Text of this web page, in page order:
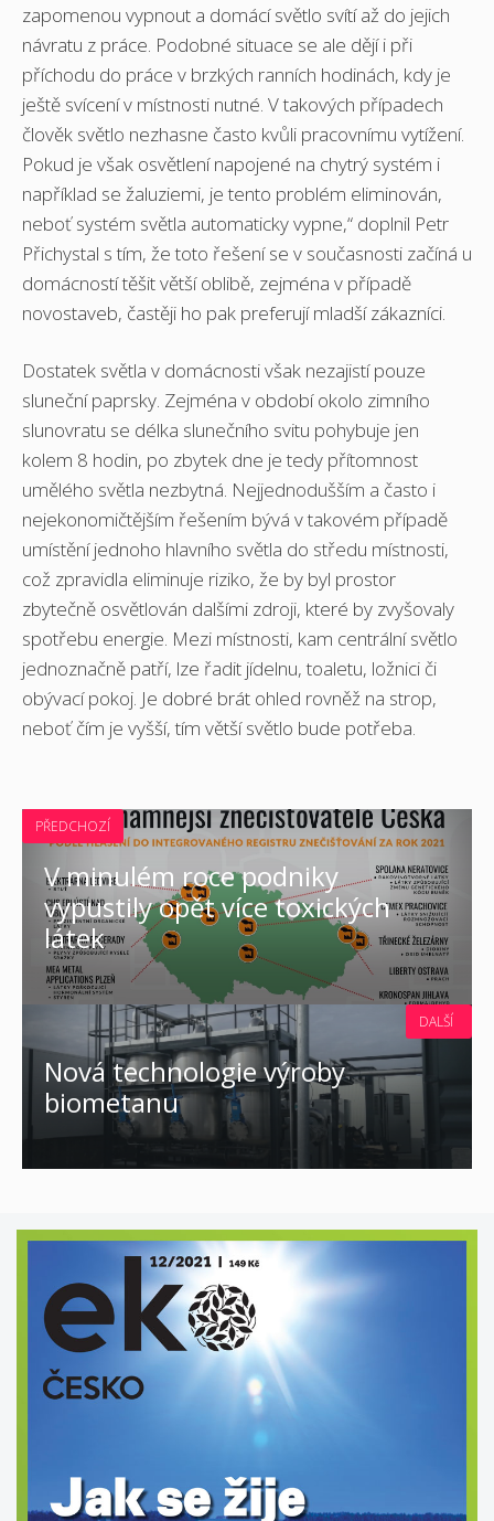
zapomenou vypnout a domácí světlo svítí až do jejich
návratu z práce. Podobné situace se ale dějí i při
příchodu do práce v brzkých ranních hodinách, kdy je
ještě svícení v místnosti nutné. V takových případech
člověk světlo nezhasne často kvůli pracovnímu vytížení.
Pokud je však osvětlení napojené na chytrý systém i
například se žaluziemi, je tento problém eliminován,
neboť systém světla automaticky vypne,“ doplnil Petr
Přichystal s tím, že toto řešení se v současnosti začíná u
domácností těšit větší oblibě, zejména v případě
novostaveb, častěji ho pak preferují mladší zákazníci.
Dostatek světla v domácnosti však nezajistí pouze
sluneční paprsky. Zejména v období okolo zimního
slunovratu se délka slunečního svitu pohybuje jen
kolem 8 hodin, po zbytek dne je tedy přítomnost
umělého světla nezbytná. Nejjednodušším a často i
nejekonomičtějším řešením bývá v takovém případě
umístění jednoho hlavního světla do středu místnosti,
což zpravidla eliminuje riziko, že by byl prostor
zbytečně osvětlován dalšími zdroji, které by zvyšovaly
spotřebu energie. Mezi místnosti, kam centrální světlo
jednoznačně patří, lze řadit jídelnu, toaletu, ložnici či
obývací pokoj. Je dobré brát ohled rovněž na strop,
neboť čím je vyšší, tím větší světlo bude potřeba.
PŘEDCHOZÍ
V minulém roce podniky
vypustily opět více toxických
látek
Nová technologie výroby
biometanu
DALŠÍ